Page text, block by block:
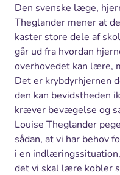
Den svenske læge,
Theglander mener at
kaster store dele af
går ud fra hvordan
overhovedet kan lære,
Det er krybdyrhjernen
den kan bevidstheden
kræver bevægelse og
Louise Theglander
sådan, at vi har behov
i en
det vi skal lære kobler